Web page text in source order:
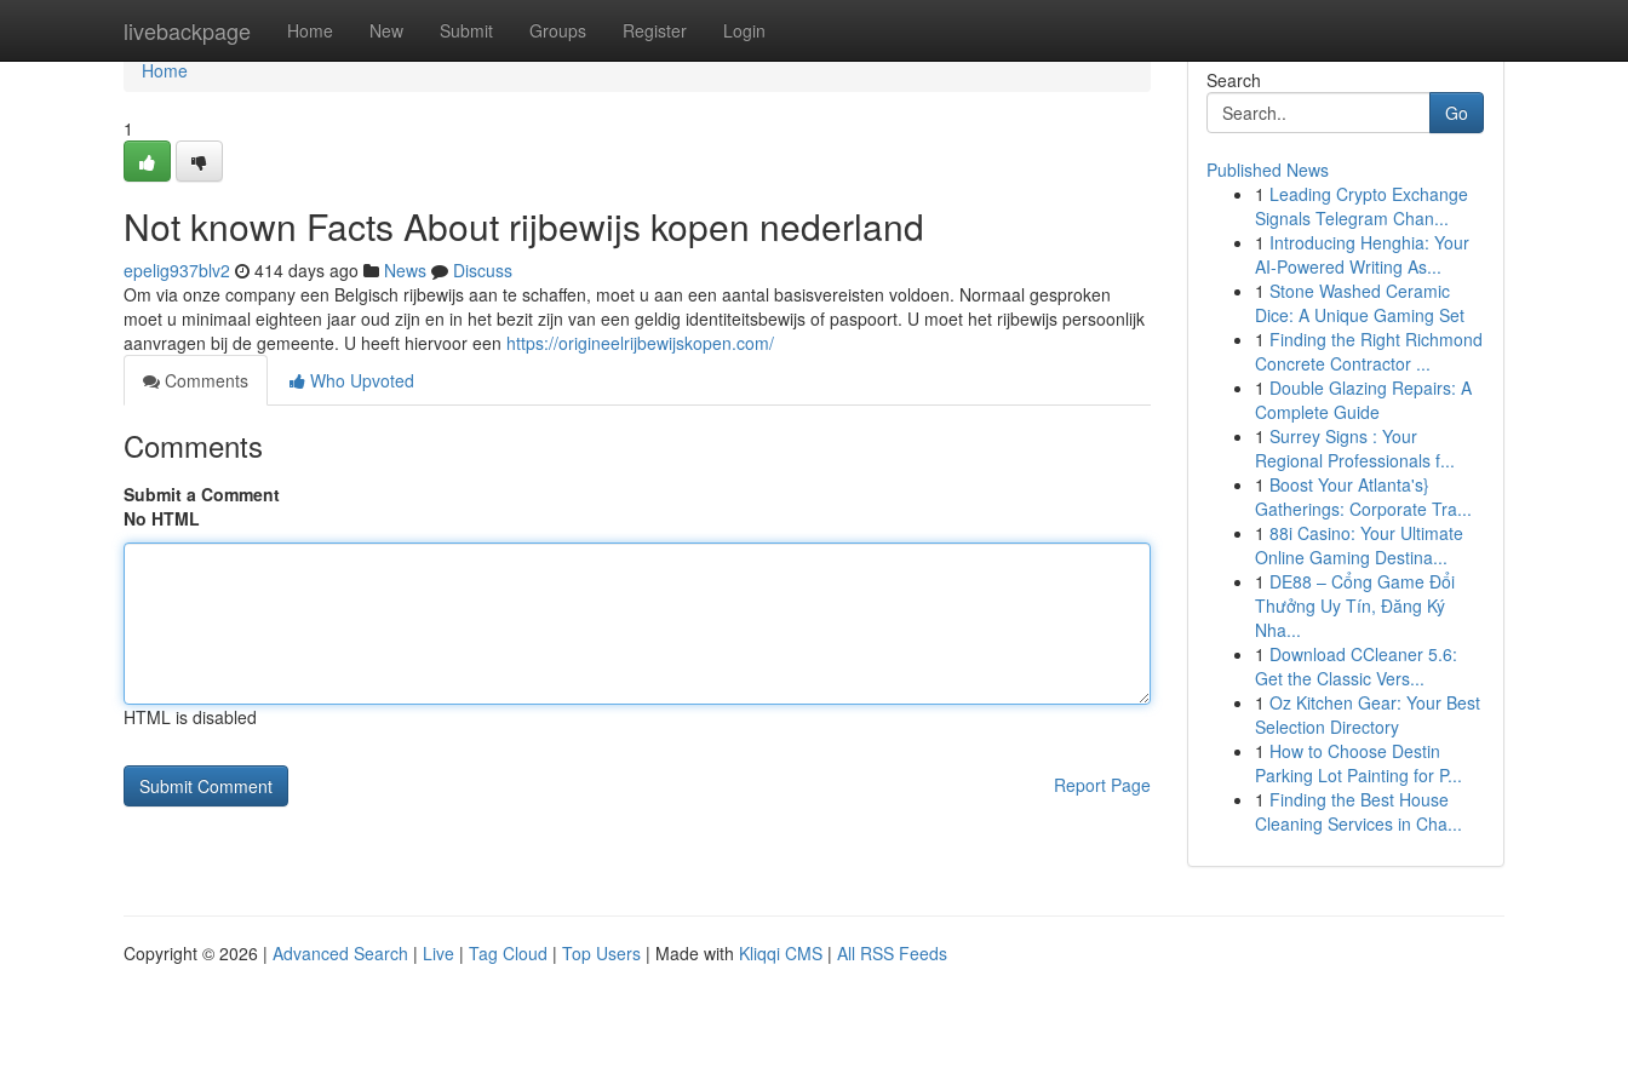
livebackpage Home New Submit Groups Register Login
Home
Home
1
Not known Facts About rijbewijs kopen nederland
epelig937blv2 414 days ago News
Discuss
Om via onze company een Belgisch rijbewijs aan te schaffen, moet u aan een aantal basisvereisten voldoen. Normaal gesproken
moet u minimaal eighteen jaar oud zijn en in het bezit zijn van een geldig identiteitsbewijs of paspoort. U moet het rijbewijs persoonlijk
aanvragen bij de gemeente. U heeft hiervoor een https://origineelrijbewijskopen.com/
Comments
Who Upvoted
Comments
Submit a Comment
No HTML
HTML is disabled
Report Page
Search
Go
Published News
1 Leading Crypto Exchange
Signals Telegram Chan...
1 Introducing Henghia: Your
AI-Powered Writing As...
1 Stone Washed Ceramic
Dice: A Unique Gaming Set
1 Finding the Right Richmond
Concrete Contractor ...
1 Double Glazing Repairs: A
Complete Guide
1 Surrey Signs : Your
Regional Professionals f...
1 Boost Your Atlanta's}
Gatherings: Corporate Tra...
1 88i Casino: Your Ultimate
Online Gaming Destina...
1 DE88 – Cổng Game Đổi
Thưởng Uy Tín, Đăng Ký
Nha...
1 Download CCleaner 5.6:
Get the Classic Vers...
1 Oz Kitchen Gear: Your Best
Selection Directory
1 How to Choose Destin
Parking Lot Painting for P...
1 Finding the Best House
Cleaning Services in Cha...
Copyright © 2026 | Advanced Search | Live | Tag Cloud | Top Users | Made with Kliqqi CMS | All RSS Feeds